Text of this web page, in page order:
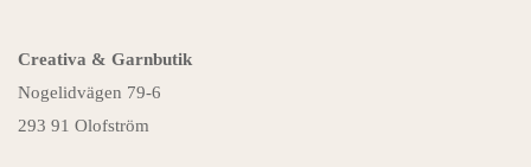
Creativa & Garnbutik
Nogelidvägen 79-6
293 91 Olofström